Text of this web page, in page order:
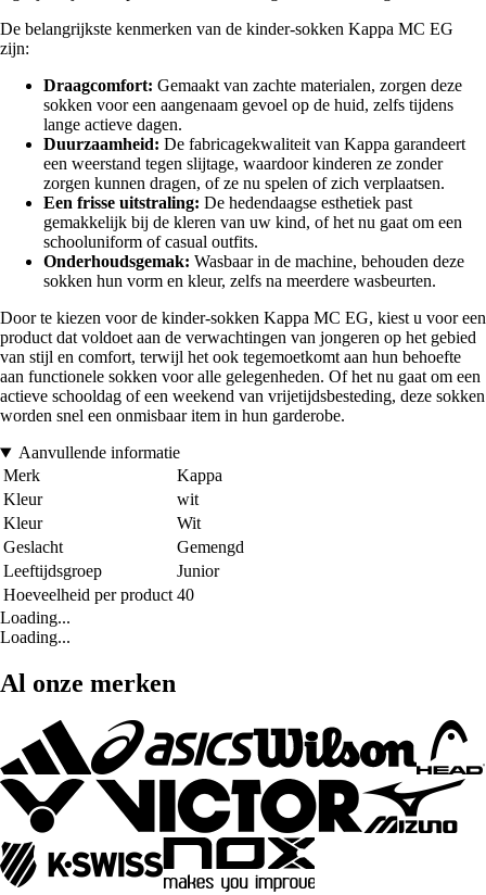
De belangrijkste kenmerken van de kinder-sokken Kappa MC EG
zijn:
Draagcomfort: Gemaakt van zachte materialen, zorgen deze
sokken voor een aangenaam gevoel op de huid, zelfs tijdens
lange actieve dagen.
Duurzaamheid: De fabricagekwaliteit van Kappa garandeert
een weerstand tegen slijtage, waardoor kinderen ze zonder
zorgen kunnen dragen, of ze nu spelen of zich verplaatsen.
Een frisse uitstraling: De hedendaagse esthetiek past
gemakkelijk bij de kleren van uw kind, of het nu gaat om een
schooluniform of casual outfits.
Onderhoudsgemak: Wasbaar in de machine, behouden deze
sokken hun vorm en kleur, zelfs na meerdere wasbeurten.
Door te kiezen voor de kinder-sokken Kappa MC EG, kiest u voor een
product dat voldoet aan de verwachtingen van jongeren op het gebied
van stijl en comfort, terwijl het ook tegemoetkomt aan hun behoefte
aan functionele sokken voor alle gelegenheden. Of het nu gaat om een
actieve schooldag of een weekend van vrijetijdsbesteding, deze sokken
worden snel een onmisbaar item in hun garderobe.
Aanvullende informatie
Merk
Kappa
Kleur
wit
Kleur
Wit
Geslacht
Gemengd
Leeftijdsgroep
Junior
Hoeveelheid per product 40
Loading...
Loading...
Al onze merken